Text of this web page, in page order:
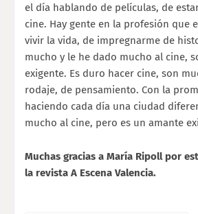
el día hablando de películas, de
cine. Hay gente en la profesión que
vivir la vida, de impregnarme de
mucho y le he dado mucho al cine,
exigente. Es duro hacer cine, son
rodaje, de pensamiento. Con la
haciendo cada día una ciudad
mucho al cine, pero es un amante
Muchas gracias a María Ripoll por
la revista A Escena Valencia.